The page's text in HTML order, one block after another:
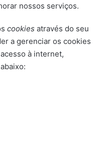
nossos serviços.
cookies através do seu
a gerenciar os cookies
à internet,